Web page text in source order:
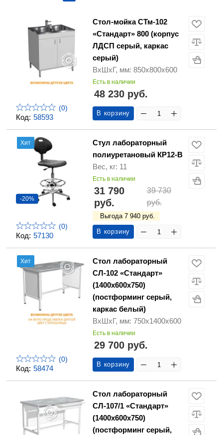
Код: 58593
(0)
Стол-мойка СТм-102
«Стандарт» 800 (корпус
ЛДСП серый, каркас
серый)
ВхШхГ, мм: 850х800х600
Есть в наличии
48 230 руб.
В корзину
Код: 57130
Хит
-20%
(0)
Стул лабораторный
полиуретановый КР12-В
Вес, кг: 11
Есть в наличии
31 790
руб.
39 730
руб.
Выгода 7 940 руб.
В корзину
Код: 58474
Хит
(0)
Стол лабораторный
СЛ-102 «Стандарт»
(1400х600х750)
(постформинг серый,
каркас белый)
ВхШхГ, мм: 750х1400х600
Есть в наличии
29 700 руб.
В корзину
Стол лабораторный
СЛ-107/1 «Стандарт»
(1400х600х750)
(постформинг серый,